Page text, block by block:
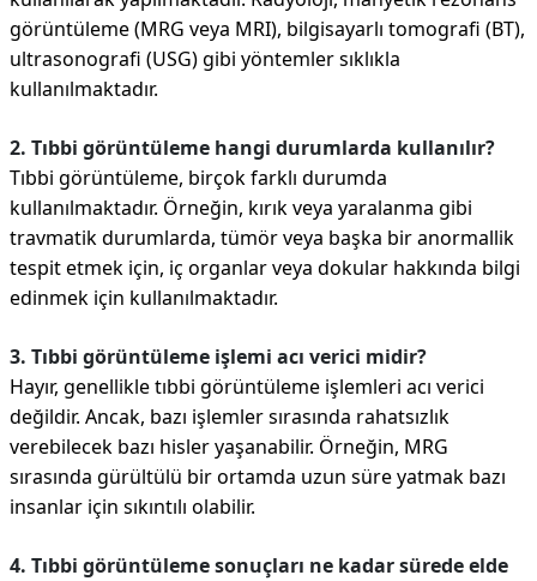
görüntüleme (MRG veya MRI), bilgisayarlı tomografi (BT),
ultrasonografi (USG) gibi yöntemler sıklıkla
kullanılmaktadır.
2. Tıbbi görüntüleme hangi durumlarda kullanılır?
Tıbbi görüntüleme, birçok farklı durumda
kullanılmaktadır. Örneğin, kırık veya yaralanma gibi
travmatik durumlarda, tümör veya başka bir anormallik
tespit etmek için, iç organlar veya dokular hakkında bilgi
edinmek için kullanılmaktadır.
3. Tıbbi görüntüleme işlemi acı verici midir?
Hayır, genellikle tıbbi görüntüleme işlemleri acı verici
değildir. Ancak, bazı işlemler sırasında rahatsızlık
verebilecek bazı hisler yaşanabilir. Örneğin, MRG
sırasında gürültülü bir ortamda uzun süre yatmak bazı
insanlar için sıkıntılı olabilir.
4. Tıbbi görüntüleme sonuçları ne kadar sürede elde